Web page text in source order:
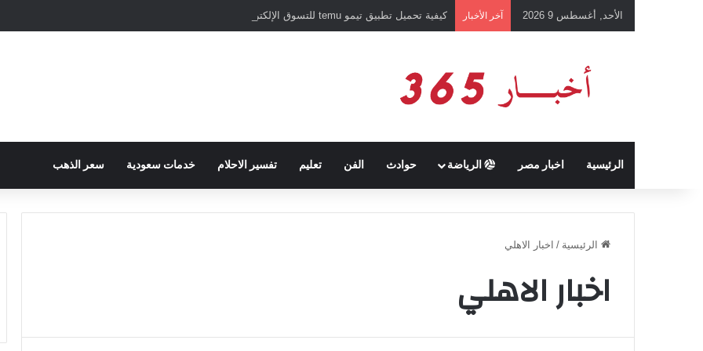
الأحد, أغسطس 9 2026 آخر الأخبار كيفية تحميل تطبيق تيمو temu للتسوق الإلكتروني عبر الإنترنت
الرئيسية اخبار مصر الرياضة حوادث الفن تعليم تفسير الاحلام خدمات سعودية سعر الذهب
الرئيسية / اخبار الاهلي
اخبار الاهلي